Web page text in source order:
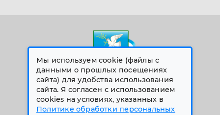
© 2026 Все права защищены
Меню сайта
Мы используем cookie (файлы с
данными о прошлых посещениях
сайта) для удобства использования
сайта. Я согласен с использованием
cookies на условиях, указанных в
Политике обработки персональных